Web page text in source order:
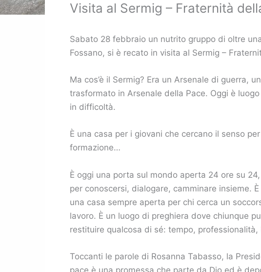
Visita al Sermig – Fraternità
Sabato 28 febbraio un nutrito gruppo di oltre
Fossano, si è recato in visita al Sermig –
Ma cos’è il Sermig? Era un Arsenale di guerra,
trasformato in Arsenale della Pace. Oggi è
in difficoltà.
È una casa per i giovani che cercano il senso
formazione…
È oggi una porta sul mondo aperta 24 ore su
per conoscersi, dialogare, camminare insieme.
una casa sempre aperta per chi cerca un
lavoro. È un luogo di preghiera dove chiunque
restituire qualcosa di sé: tempo,
Toccanti le parole di Rosanna Tabasso, la
pace è una promessa che parte da Dio ed è